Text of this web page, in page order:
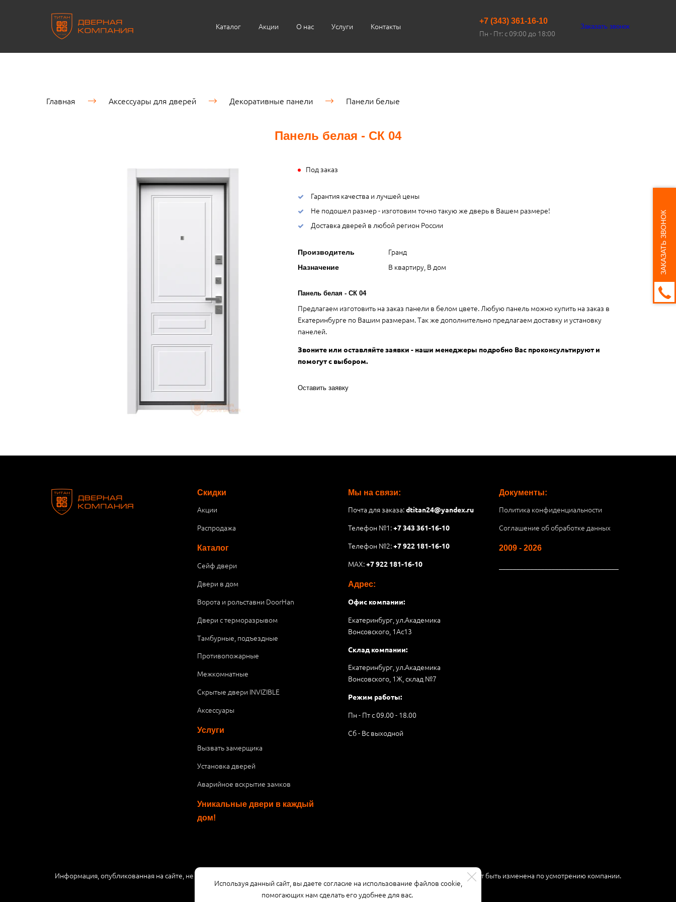
Каталог Акции О нас Услуги Контакты
+7 (343) 361-16-10
Пн - Пт: с 09:00 до 18:00
Заказать звонок
Используя данный сайт, вы даете согласие на использование файлов cookie,
помогающих нам сделать его удобнее для вас.
Главная Аксессуары для дверей Декоративные панели Панели белые
Панель белая - СК 04
Под заказ
Гарантия качества и лучшей цены
Не подошел размер - изготовим точно такую же дверь в Вашем размере!
Доставка дверей в любой регион России
Производитель Гранд
Назначение В квартиру, В дом
Панель белая - СК 04
Предлагаем изготовить на заказ панели в белом цвете. Любую панель можно купить на заказ в
Екатеринбурге по Вашим размерам. Так же дополнительно предлагаем доставку и установку
панелей.
Звоните или оставляйте заявки - наши менеджеры подробно Вас проконсультируют и
помогут с выбором.
Оставить заявку
Скидки
Акции
Распродажа
Каталог
Сейф двери
Двери в дом
Ворота и рольставни DoorHan
Двери с терморазрывом
Тамбурные, подъездные
Противопожарные
Межкомнатные
Скрытые двери INVIZIBLE
Аксессуары
Услуги
Вызвать замерщика
Установка дверей
Аварийное вскрытие замков
Уникальные двери в каждый
дом!
Мы на связи:
Почта для заказа:dtitan24@yandex.ru
Телефон №1:+7 343 361-16-10
Телефон №2:+7 922 181-16-10
MAX:+7 922 181-16-10
Адрес:
Офис компании:
Екатеринбург, ул.Академика
Вонсовского, 1Аc13
Склад компании:
Екатеринбург, ул.Академика
Вонсовского, 1Ж, склад №7
Режим работы:
Пн - Пт с 09.00 - 18.00
Сб - Вс выходной
Документы:
Политика конфиденциальности
Соглашение об обработке данных
2009 - 2026
Информация, опубликованная на сайте, не является публичной офертой или рекламой, а носит информационный характер и может быть изменена по усмотрению компании.
ЗАКАЗАТЬ ЗВОНОК